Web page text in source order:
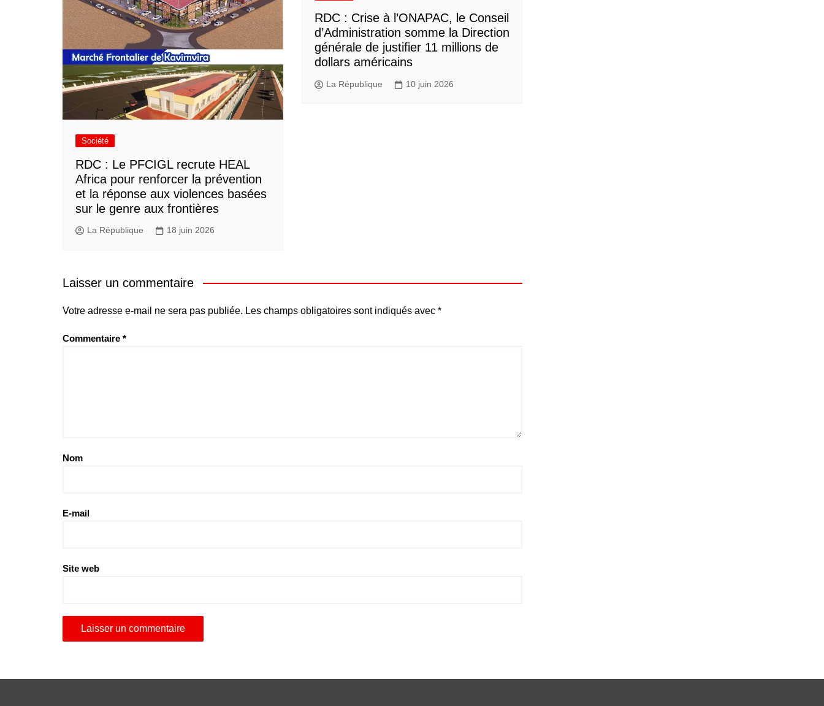
Société
RDC : Le PFCIGL recrute HEAL
Africa pour renforcer la prévention
et la réponse aux violences basées
sur le genre aux frontières
La République 18 juin 2026
RDC : Crise à l’ONAPAC, le Conseil
d’Administration somme la Direction
générale de justifier 11 millions de
dollars américains
La République 10 juin 2026
Laisser un commentaire
Votre adresse e-mail ne sera pas publiée. Les champs obligatoires sont indiqués avec *
Commentaire *
Nom
E-mail
Site web